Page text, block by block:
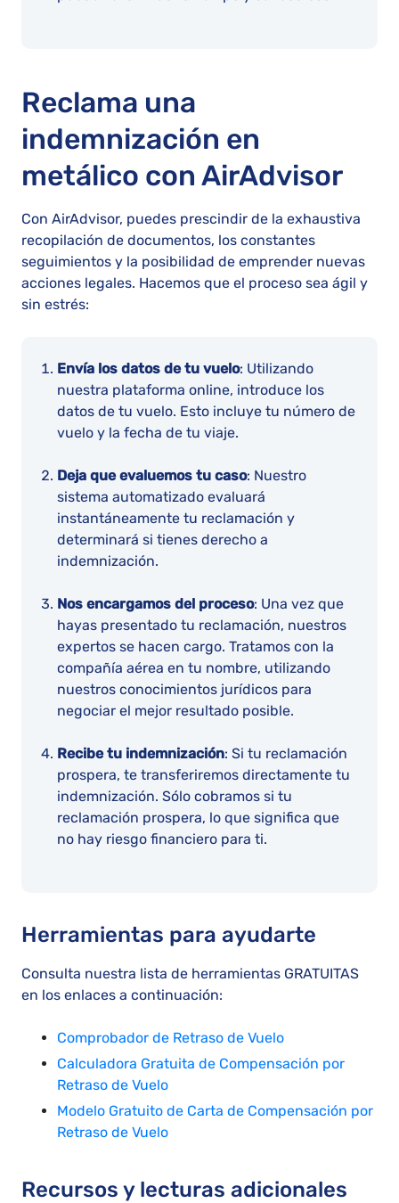
Reclama una
indemnización en
metálico con AirAdvisor
Con AirAdvisor, puedes prescindir de la exhaustiva
recopilación de documentos, los constantes
seguimientos y la posibilidad de emprender nuevas
acciones legales. Hacemos que el proceso sea ágil y
sin estrés:
Envía los datos de tu vuelo: Utilizando
nuestra plataforma online, introduce los
datos de tu vuelo. Esto incluye tu número de
vuelo y la fecha de tu viaje.
Deja que evaluemos tu caso: Nuestro
sistema automatizado evaluará
instantáneamente tu reclamación y
determinará si tienes derecho a
indemnización.
Nos encargamos del proceso: Una vez que
hayas presentado tu reclamación, nuestros
expertos se hacen cargo. Tratamos con la
compañía aérea en tu nombre, utilizando
nuestros conocimientos jurídicos para
negociar el mejor resultado posible.
Recibe tu indemnización: Si tu reclamación
prospera, te transferiremos directamente tu
indemnización. Sólo cobramos si tu
reclamación prospera, lo que significa que
no hay riesgo financiero para ti.
Herramientas para ayudarte
Consulta nuestra lista de herramientas GRATUITAS
en los enlaces a continuación:
Comprobador de Retraso de Vuelo
Calculadora Gratuita de Compensación por
Retraso de Vuelo
Modelo Gratuito de Carta de Compensación por
Retraso de Vuelo
Recursos y lecturas adicionales